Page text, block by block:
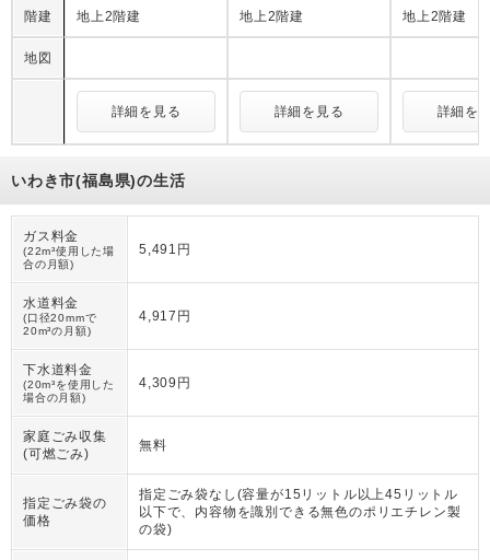
階建 地上2階建 地上2階建 地上2階建
地図
詳細を見る 詳細を見る 詳細を
いわき市(福島県)の生活
ガス料金
(22m³使用した場
合の月額)
5,491円
水道料金
(口径20mmで
20m³の月額)
4,917円
下水道料金
(20m³を使用した
場合の月額)
4,309円
家庭ごみ収集
(可燃ごみ)
無料
指定ごみ袋の
価格
指定ごみ袋なし(容量が15リットル以上45リットル
以下で、内容物を識別できる無色のポリエチレン製
の袋)